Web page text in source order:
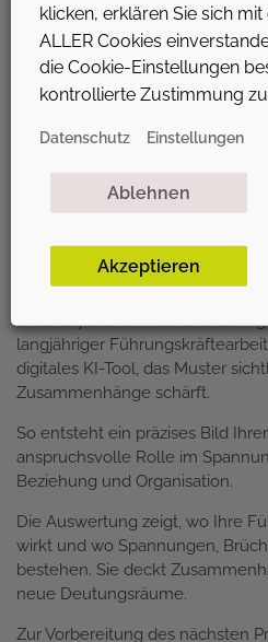
Dies ist Ihr Ausgangspunkt für
und Hinwendung zu mehr
der Führungsrolle.
3. BEDEUTUNGEN
Zwischen Resonanz und Richtung
mit analytischer Tiefe und dem
langjähriger
digitales KI-Tool, das Muster
Zusammenhänge schärft.
So entsteht ein präzises Bild
anspruchsvolle Rolle im
Beziehung und Organisation.
Die Auswertung zeigt, wo Ihre
wirkt und wo Spannungen,
bestehen. Sie deckt
neue Deutungsräume.
Zur Vorbereitung des nächsten
klicken, erklären Sie sich
ALLER Cookies
die Cookie-Einstellungen
kontrollierte Zustimmung
Datenschutz Einstellungen
Ablehnen
Akzeptieren